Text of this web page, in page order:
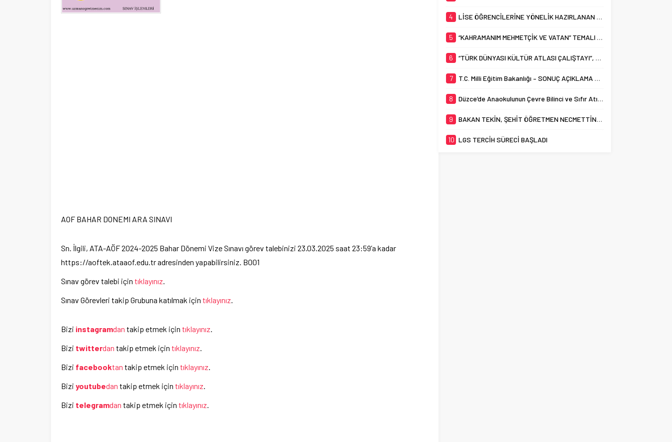
AOF BAHAR DONEMI ARA SINAVI
Sn. İlgili, ATA-AÖF 2024-2025 Bahar Dönemi Vize Sınavı görev talebinizi 23.03.2025 saat 23:59’a kadar
https://aoftek.ataaof.edu.tr adresinden yapabilirsiniz. B001
Sınav görev talebi için tıklayınız.
Sınav Görevleri takip Grubuna katılmak için tıklayınız.
Bizi instagramdan takip etmek için tıklayınız.
Bizi twitterdan takip etmek için tıklayınız.
Bizi facebooktan takip etmek için tıklayınız.
Bizi youtubedan takip etmek için tıklayınız.
Bizi telegramdan takip etmek için tıklayınız.
4 LİSE ÖĞRENCİLERİNE YÖNELİK HAZIRLANAN “YOUNG AND WISE” DERGİSİNİN ÜÇÜNCÜ SAYISI YAYIMLANDI
5 “KAHRAMANIM MEHMETÇİK VE VATAN” TEMALI RESİM YARIŞMASINDA HALK OYLAMASI BAŞLADI
6 “TÜRK DÜNYASI KÜLTÜR ATLASI ÇALIŞTAYI”, BAKAN TEKİN’İN KATILIMIYLA BAŞLADI
7 T.C. Milli Eğitim Bakanlığı – SONUÇ AÇIKLAMA SİSTEMİ
8 Düzce’de Anaokulunun Çevre Bilinci ve Sıfır Atık Projesi Dünya Çapında Derece Aldı
9 BAKAN TEKİN, ŞEHİT ÖĞRETMEN NECMETTİN YILMAZ’I ANDI
10 LGS TERCİH SÜRECİ BAŞLADI